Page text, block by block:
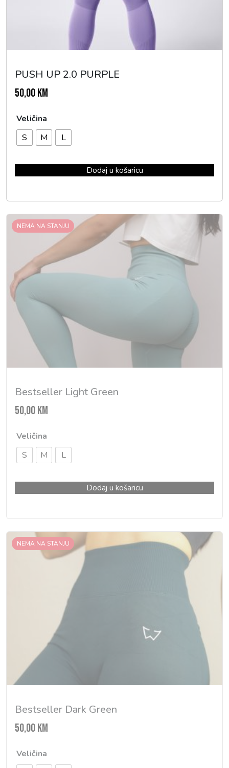
PUSH UP 2.0 PURPLE
50,00KM
Veličina
S
M L
Dodaj u košaricu
NEMA NA STANJU
Bestseller Light Green
50,00KM
Veličina
S
M L
Dodaj u košaricu
NEMA NA STANJU
Bestseller Dark Green
50,00KM
Veličina